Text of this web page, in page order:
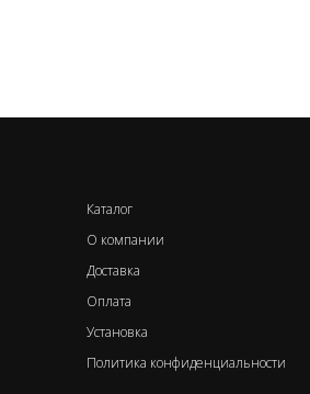
Каталог
О компании
Доставка
Оплата
Установка
Политика конфиденциальности